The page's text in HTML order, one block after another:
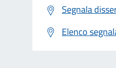
Segnala
Elenco